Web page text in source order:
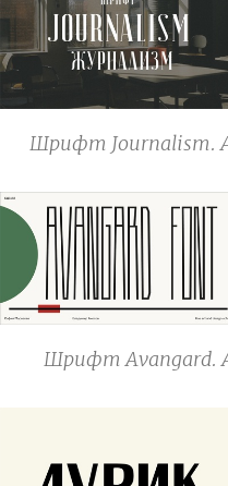
Шрифт Journalism.
Шрифт Avangard.